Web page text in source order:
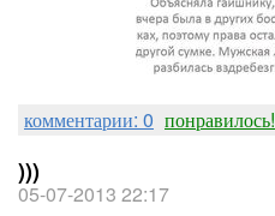
комментарии: 0 понравилось!
)))
05-07-2013 22:17